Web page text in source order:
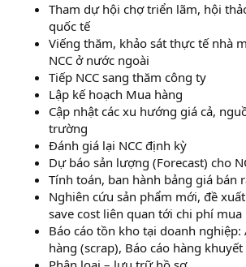
Tham dự hội chợ triển lãm, hội
quốc tế
Viếng thăm, khảo sát thực tế nhà
NCC ở nước ngoài
Tiếp NCC sang thăm công ty
Lập kế hoạch Mua hàng
Cập nhật các xu hướng giá cả,
trường
Đánh giá lại NCC định kỳ
Dự báo sản lượng (Forecast) cho
Tính toán, ban hành bảng giá bán
Nghiên cứu sản phẩm mới, đề
save cost liên quan tới chi phí
Báo cáo tồn kho tại doanh
hàng (scrap), Báo cáo hàng